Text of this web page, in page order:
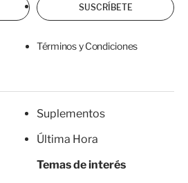
SUSCRÍBETE
Términos y Condiciones
Suplementos
Última Hora
Temas de interés